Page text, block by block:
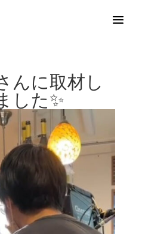
んに取材し
した✨